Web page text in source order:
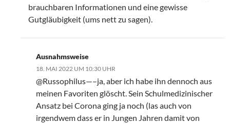
brauchbaren Informationen und eine gewisse
Gutgläubigkeit (ums nett zu sagen).
Ausnahmsweise
18. MAI 2022 UM 10:30 UHR
@Russophilus—–ja, aber ich habe ihn dennoch aus
meinen Favoriten glöscht. Sein Schulmedizinischer
Ansatz bei Corona ging ja noch (las auch von
irgendwem dass er in Jungen Jahren damit von